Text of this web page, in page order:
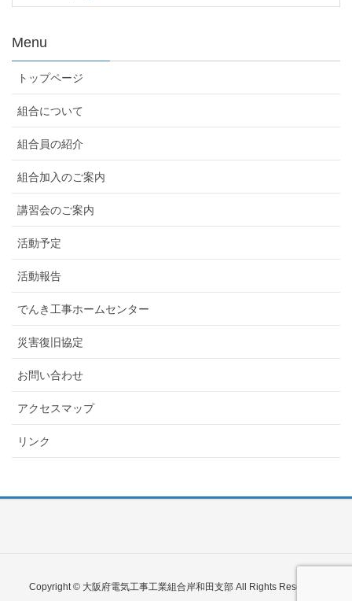
Menu
トップページ
組合について
組合員の紹介
組合加入のご案内
講習会のご案内
活動予定
活動報告
でんき工事ホームセンター
災害復旧協定
お問い合わせ
アクセスマップ
リンク
Copyright © 大阪府電気工事工業組合岸和田支部 All Rights Reserved.